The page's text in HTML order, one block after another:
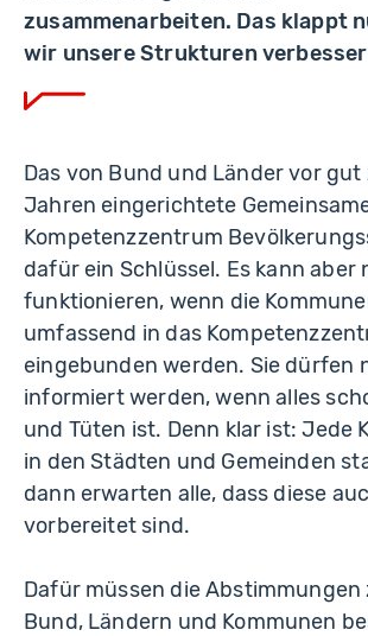
zusammenarbeiten. Das klappt
wir unsere Strukturen
Das von Bund und Länder vor gut
Jahren eingerichtete
Kompetenzzentrum
dafür ein Schlüssel. Es kann aber
funktionieren, wenn die
umfassend in das
eingebunden werden. Sie dürfen
informiert werden, wenn alles
und Tüten ist. Denn klar ist: Jede
in den Städten und Gemeinden
dann erwarten alle, dass diese
vorbereitet sind.
Dafür müssen die Abstimmungen
Bund, Ländern und Kommunen